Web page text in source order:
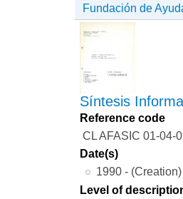
Fundación de
Síntesis
Reference code
CL AFASIC 01-04-
Date(s)
1990 - (Creation)
Level of